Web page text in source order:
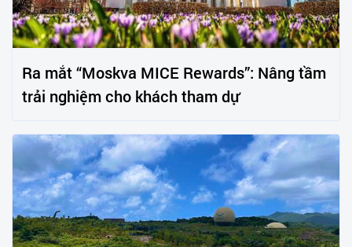
Ra mắt “Moskva MICE Rewards”: Nâng tầm
trải nghiệm cho khách tham dự